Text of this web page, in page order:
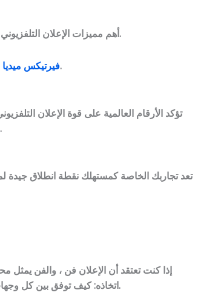
أهم مميزات الإعلان التلفزيوني (يُطلق عليه أيضًا إعلان تلفزيوني أو إعلان تجاري أو إعلان أو إعلان تلفزيوني أو مجرد إعلان) هو امتداد من البرامج التلفزيونية التي تنتجها مؤسسة ما وتدفع مقابلها.
فيرتيكس ميدياتنقل رسالة تروج وتهدف إلى تسويق منتج أو خدمة. قد يشير المعلنون والمسوقون إلى الإعلانات التلفزيونية على أنها إعلانات تلفزيونية.
تؤكد الأرقام العالمية على قوة الإعلان
لأول مرة لإصدار أرقام عالمية توضح مرونة التلفزيون وقوته كوسيلة إعلانية ، مع مجموعة التلفزيون العالمية التي تم تشكيلها مؤخرًا صوتًا موحدًا جديدًا لـ تلفزيون.
تعد تجاربك الخاصة كمستهلك نقطة انطلاق جيدة
إذا كنت تعتقد أن الإعلان فن ، والفن يمثل
اتخاذه: كيف توفق بين كل وجهات النظر الشخصية هذه؟ في هذه الحالة ، ستشعر بالارتياح لمعرفة أن الإعلانات الجيدة تتميز بصفات معينة ، مع بعض التداخل بين المطبوعات والتلفزيون والراديو.